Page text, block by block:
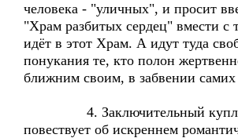
человека - "уличных", и просит
"Храм разбитых сердец" вмести с
идёт в этот Храм. А идут туда
понукания те, кто полон
ближним своим, в забвении самих
4. Заключительный
повествует об искреннем